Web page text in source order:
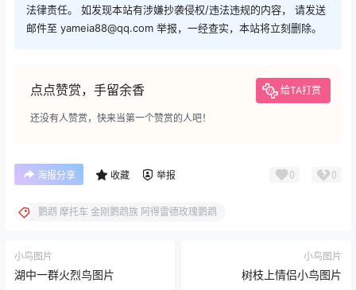
法律责任。 如发现本站有涉嫌抄袭侵权/违法违规的内容， 请发送
邮件至 yameia88@qq.com 举报，一经查实，本站将立刻删除。
点点赞赏，手留余香 给TA打赏
还没有人赞赏，快来当第一个赞赏的人吧！
海报分享 收藏 举报 0 0
鹦鹉 摩托车 金刚鹦鹉族 阿得雷德玫瑰鹦鹉
小鸟图片
湖中一群火烈鸟图片
小鸟图片
树枝上情侣小鸟图片